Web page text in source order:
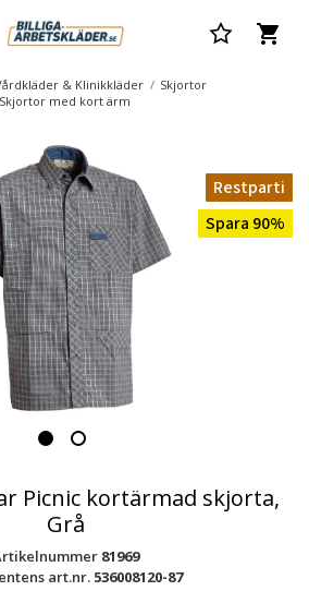
& Klinikkläder
Skjortor
Skjortor med kort ärm
Restparti
Spara 90%
Picnic kortärmad skjorta,
Grå
81969
art.nr. 536008120-87